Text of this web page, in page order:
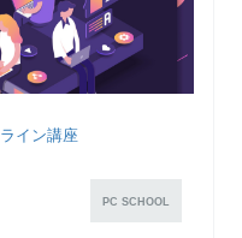
イン講座
PC SCHOOL